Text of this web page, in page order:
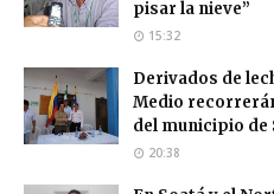
pisar la nieve”
15:32
Derivados de
Medio
del municipio de
20:38